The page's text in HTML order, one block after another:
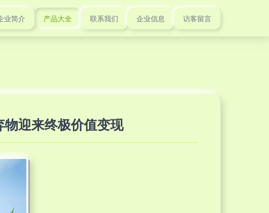
业简介 产品大全 联系我们 企业信息 访客留言
迎来终极价值变现